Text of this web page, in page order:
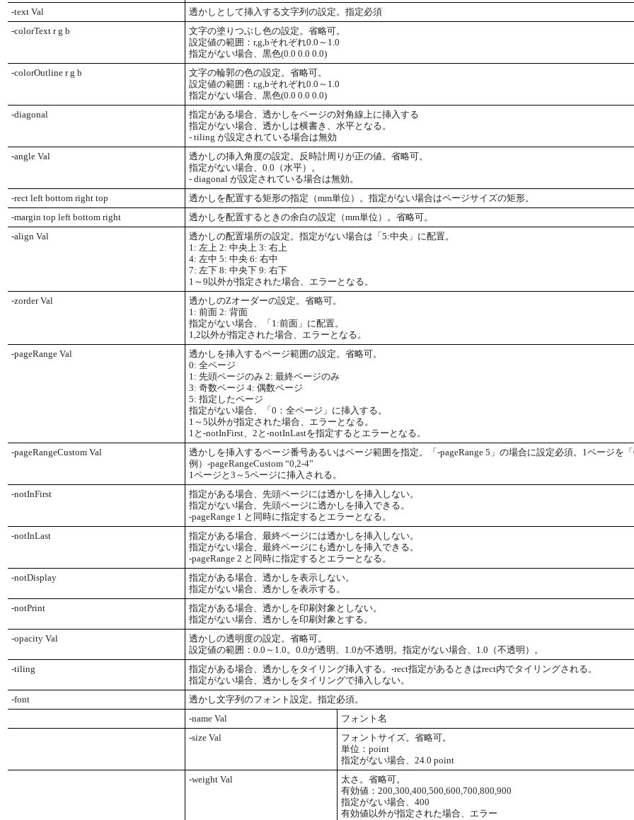
-text Val
透かしとして挿入する文字列の設定。指定必須
-colorText r g b
文字の塗りつぶし色の設定。省略可。
設定値の範囲：r,g,bそれぞれ0.0～1.0
指定がない場合、黒色(0.0 0.0 0.0)
-colorOutline r g b
文字の輪郭の色の設定。省略可。
設定値の範囲：r,g,bそれぞれ0.0～1.0
指定がない場合、黒色(0.0 0.0 0.0)
-diagonal
指定がある場合、透かしをページの対角線上に挿入する
指定がない場合、透かしは横書き、水平となる。
- tiling が設定されている場合は無効
-angle Val
透かしの挿入角度の設定。反時計周りが正の値。省略可。
指定がない場合、0.0（水平）。
- diagonal が設定されている場合は無効。
-rect left bottom right top
透かしを配置する矩形の指定（mm単位）。指定がない場合はページサイズの矩形。
-margin top left bottom right
透かしを配置するときの余白の設定（mm単位）。省略可。
-align Val
透かしの配置場所の設定。指定がない場合は「5:中央」に配置。
1: 左上 2: 中央上 3: 右上
4: 左中 5: 中央 6: 右中
7: 左下 8: 中央下 9: 右下
1～9以外が指定された場合、エラーとなる。
-zorder Val
透かしのZオーダーの設定。省略可。
1: 前面 2: 背面
指定がない場合、「1:前面」に配置。
1,2以外が指定された場合、エラーとなる。
-pageRange Val
透かしを挿入するページ範囲の設定。省略可。
0: 全ページ
1: 先頭ページのみ 2: 最終ページのみ
3: 奇数ページ 4: 偶数ページ
5: 指定したページ
指定がない場合、「0：全ページ」に挿入する。
1～5以外が指定された場合、エラーとなる。
1と-notInFirst、2と-notInLastを指定するとエラーとなる。
-pageRangeCustom Val
透かしを挿入するページ番号あるいはページ範囲を指定。「-pageRange 5」の場合に設定必須。1ページを
例）-pageRangeCustom “0,2-4”
1ページと3～5ページに挿入される。
-notInFirst
指定がある場合、先頭ページには透かしを挿入しない。
指定がない場合、先頭ページに透かしを挿入できる。
-pageRange 1 と同時に指定するとエラーとなる。
-notInLast
指定がある場合、最終ページには透かしを挿入しない。
指定がない場合、最終ページにも透かしを挿入できる。
-pageRange 2 と同時に指定するとエラーとなる。
-notDisplay
指定がある場合、透かしを表示しない。
指定がない場合、透かしを表示する。
-notPrint
指定がある場合、透かしを印刷対象としない。
指定がない場合、透かしを印刷対象とする。
-opacity Val
透かしの透明度の設定。省略可。
設定値の範囲：0.0～1.0。0.0が透明、1.0が不透明。指定がない場合、1.0（不透明）。
-tiling
指定がある場合、透かしをタイリング挿入する。-rect指定があるときはrect内でタイリングされる。
指定がない場合、透かしをタイリングで挿入しない。
-font
透かし文字列のフォント設定。指定必須。
-name Val
フォント名
-size Val
フォントサイズ。省略可。
単位：point
指定がない場合、24.0 point
-weight Val
太さ。省略可。
有効値：200,300,400,500,600,700,800,900
指定がない場合、400
有効値以外が指定された場合、エラー